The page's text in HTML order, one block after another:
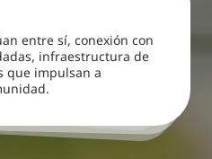
entre sí, conexión con
infraestructura de
que impulsan a